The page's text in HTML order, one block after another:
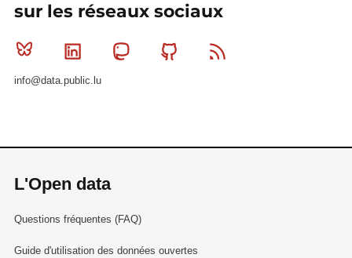
sur les réseaux sociaux
Bluesky Linkedin MastodonGithub
info@data.public.lu
L'Open data
Questions fréquentes (FAQ)
Guide d'utilisation des données ouvertes